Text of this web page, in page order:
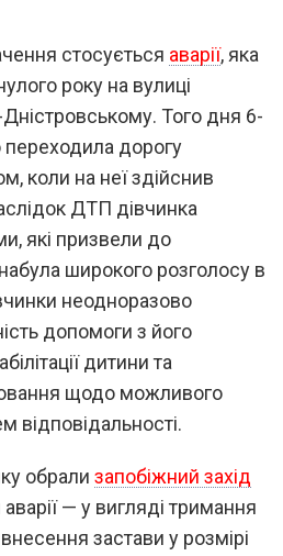
стосується аварії, яка
року на вулиці
Дністровському. Того дня 6-
переходила дорогу
коли на неї здійснив
ДТП дівчинка
які призвели до
широкого розголосу в
неодноразово
допомоги з його
дитини та
щодо можливого
відповідальності.
обрали запобіжний захід
— у вигляді тримання
застави у розмірі